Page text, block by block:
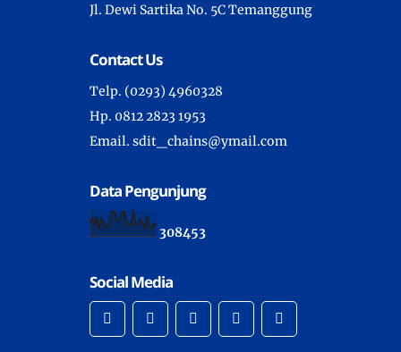
Jl. Dewi Sartika No. 5C Temanggung
Contact Us
Telp. (0293) 4960328
Hp. 0812 2823 1953
Email. sdit_chains@ymail.com
Data Pengunjung
308453
Social Media